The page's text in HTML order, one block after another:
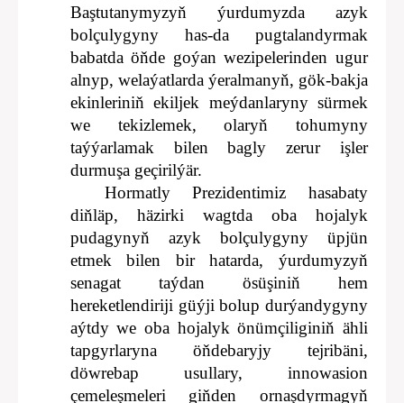
Baştutanymyzyň ýurdumyzda azyk
bolçulygyny has-da pugtalandyrmak
babatda öňde goýan wezipelerinden ugur
alnyp, welaýatlarda ýeralmanyň, gök-bakja
ekinleriniň ekiljek meýdanlaryny sürmek
we tekizlemek, olaryň tohumyny
taýýarlamak bilen bagly zerur işler
durmuşa geçirilýär.
Hormatly Prezidentimiz hasabaty
diňläp, häzirki wagtda oba hojalyk
pudagynyň azyk bolçulygyny üpjün
etmek bilen bir hatarda, ýurdumyzyň
senagat taýdan ösüşiniň hem
hereketlendiriji güýji bolup durýandygyny
aýtdy we oba hojalyk önümçiliginiň ähli
tapgyrlaryna öňdebaryjy tejribäni,
döwrebap usullary, innowasion
çemeleşmeleri giňden ornaşdyrmagyň